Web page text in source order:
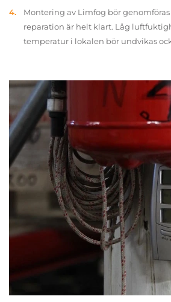
Montering av Limfog bör
reparation är helt klart. Låg
temperatur i lokalen bör undvikas